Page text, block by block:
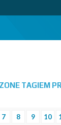
TAGIEM
7 8 9 10